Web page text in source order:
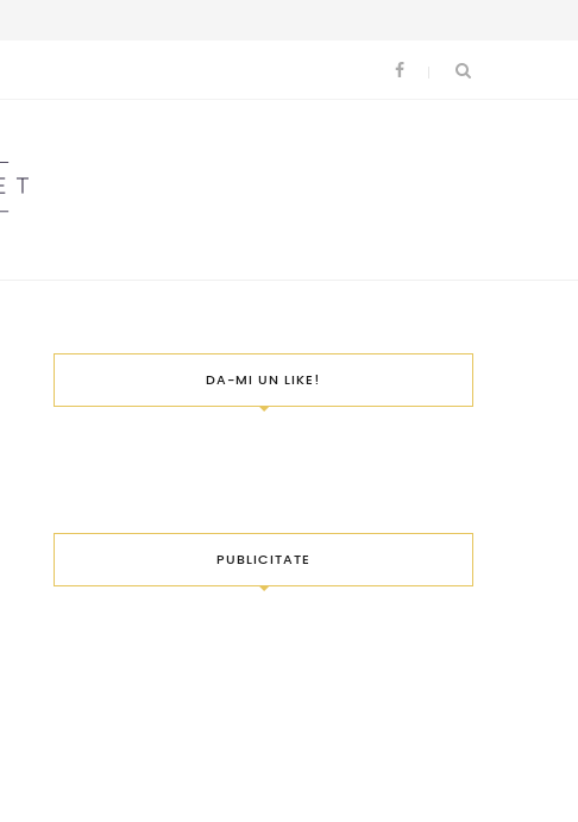
DA-MI UN LIKE!
PUBLICITATE